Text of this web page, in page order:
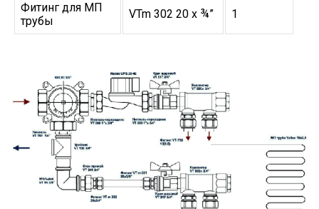
Фитинг для МП
трубы
VTm 302 20 х ¾” 1